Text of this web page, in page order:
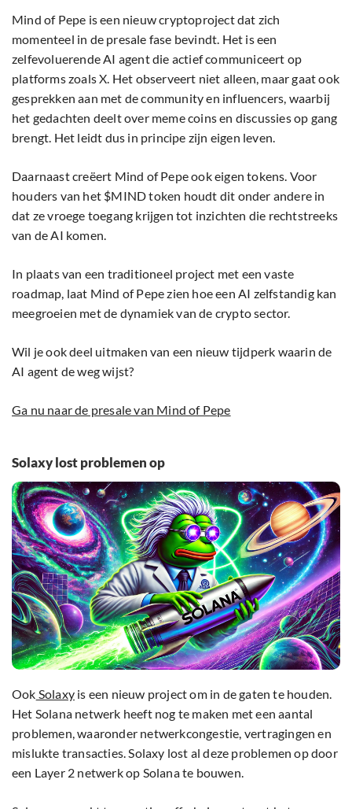
Mind of Pepe is een nieuw cryptoproject dat zich
momenteel in de presale fase bevindt. Het is een
zelfevoluerende AI agent die actief communiceert op
platforms zoals X. Het observeert niet alleen, maar gaat ook
gesprekken aan met de community en influencers, waarbij
het gedachten deelt over meme coins en discussies op gang
brengt. Het leidt dus in principe zijn eigen leven.
Daarnaast creëert Mind of Pepe ook eigen tokens. Voor
houders van het $MIND token houdt dit onder andere in
dat ze vroege toegang krijgen tot inzichten die rechtstreeks
van de AI komen.
In plaats van een traditioneel project met een vaste
roadmap, laat Mind of Pepe zien hoe een AI zelfstandig kan
meegroeien met de dynamiek van de crypto sector.
Wil je ook deel uitmaken van een nieuw tijdperk waarin de
AI agent de weg wijst?
Ga nu naar de presale van Mind of Pepe
Solaxy lost problemen op
Ook Solaxy is een nieuw project om in de gaten te houden.
Het Solana netwerk heeft nog te maken met een aantal
problemen, waaronder netwerkcongestie, vertragingen en
mislukte transacties. Solaxy lost al deze problemen op door
een Layer 2 netwerk op Solana te bouwen.